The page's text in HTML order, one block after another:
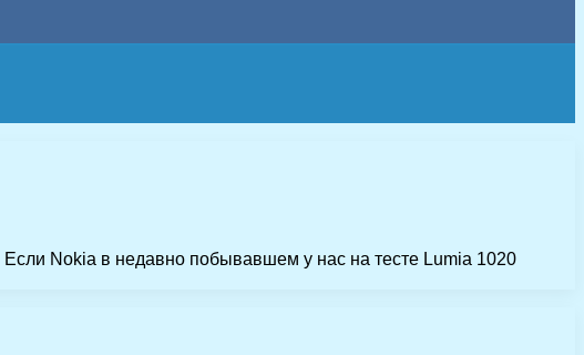
Nokia в недавно побывавшем у нас на тесте Lumia 1020